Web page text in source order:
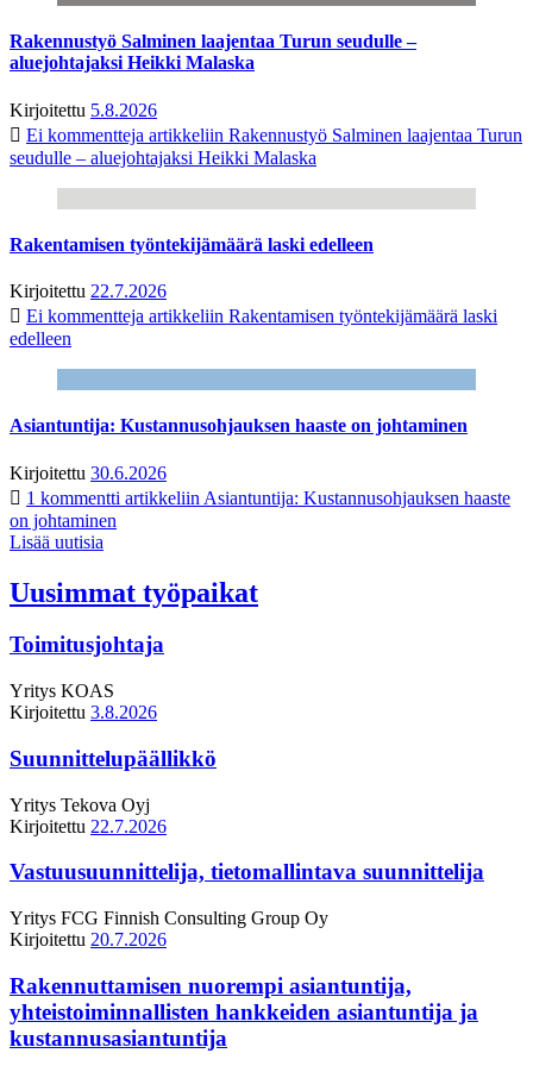
Rakennustyö Salminen laajentaa Turun seudulle –
aluejohtajaksi Heikki Malaska
Kirjoitettu 5.8.2026
Ei kommentteja artikkeliin Rakennustyö Salminen laajentaa Turun
seudulle – aluejohtajaksi Heikki Malaska
Rakentamisen työntekijämäärä laski edelleen
Kirjoitettu 22.7.2026
Ei kommentteja artikkeliin Rakentamisen työntekijämäärä laski
edelleen
Asiantuntija: Kustannusohjauksen haaste on johtaminen
Kirjoitettu 30.6.2026
1 kommentti artikkeliin Asiantuntija: Kustannusohjauksen haaste
on johtaminen
Lisää uutisia
Uusimmat työpaikat
Toimitusjohtaja
Yritys KOAS
Kirjoitettu 3.8.2026
Suunnittelupäällikkö
Yritys Tekova Oyj
Kirjoitettu 22.7.2026
Vastuusuunnittelija, tietomallintava suunnittelija
Yritys FCG Finnish Consulting Group Oy
Kirjoitettu 20.7.2026
Rakennuttamisen nuorempi asiantuntija,
yhteistoiminnallisten hankkeiden asiantuntija ja
kustannusasiantuntija